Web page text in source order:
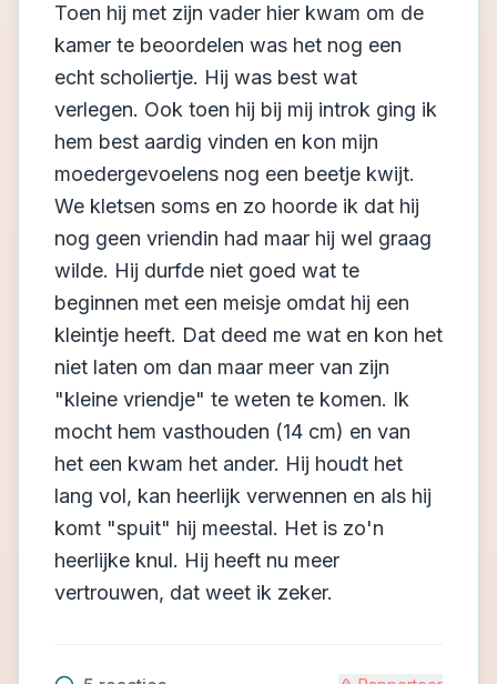
Toen hij met zijn vader hier kwam om de
kamer te beoordelen was het nog een
echt scholiertje. Hij was best wat
verlegen. Ook toen hij bij mij introk ging ik
hem best aardig vinden en kon mijn
moedergevoelens nog een beetje kwijt.
We kletsen soms en zo hoorde ik dat hij
nog geen vriendin had maar hij wel graag
wilde. Hij durfde niet goed wat te
beginnen met een meisje omdat hij een
kleintje heeft. Dat deed me wat en kon het
niet laten om dan maar meer van zijn
"kleine vriendje" te weten te komen. Ik
mocht hem vasthouden (14 cm) en van
het een kwam het ander. Hij houdt het
lang vol, kan heerlijk verwennen en als hij
komt "spuit" hij meestal. Het is zo'n
heerlijke knul. Hij heeft nu meer
vertrouwen, dat weet ik zeker.